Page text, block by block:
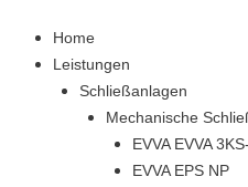
Home
Leistungen
Schließanlagen
Mechanische
EVVA EVVA
EVVA EPS NP